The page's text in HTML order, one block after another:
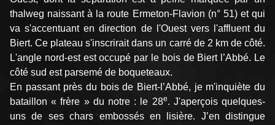
thalweg naissant à la route Ermeton-Flavion (n° 51) et qui
va s'accentuant en direction de l'Ouest vers l'affluent du
Biert. Ce plateau s'inscrirait dans un carré de 2 km de côté.
L'angle nord-est est occupé par le bois de Biert l’Abbé. Le
côté sud est parsemé de boqueteaux.
En passant près du bois de Biert-l’Abbé, je m'inquiète du
bataillon « frère » du notre : le 28e. J'aperçois quelques-
uns de ses chars embossés en lisière. J’en distingue